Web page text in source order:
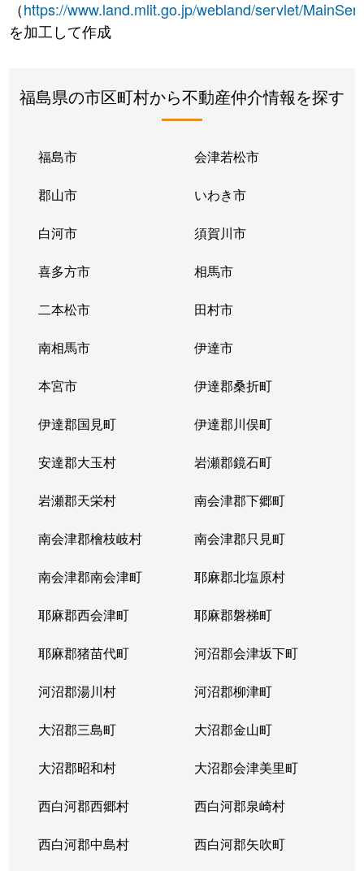
（https://www.land.mlit.go.jp/webland/servlet/
を加工して作成
福島県の市区町村から不動産仲介情報を探す
福島市 会津若松市
郡山市 いわき市
白河市 須賀川市
喜多方市 相馬市
二本松市 田村市
南相馬市 伊達市
本宮市 伊達郡桑折町
伊達郡国見町 伊達郡川俣町
安達郡大玉村 岩瀬郡鏡石町
岩瀬郡天栄村 南会津郡下郷町
南会津郡檜枝岐村 南会津郡只見町
南会津郡南会津町 耶麻郡北塩原村
耶麻郡西会津町 耶麻郡磐梯町
耶麻郡猪苗代町 河沼郡会津坂下町
河沼郡湯川村 河沼郡柳津町
大沼郡三島町 大沼郡金山町
大沼郡昭和村 大沼郡会津美里町
西白河郡西郷村 西白河郡泉崎村
西白河郡中島村 西白河郡矢吹町